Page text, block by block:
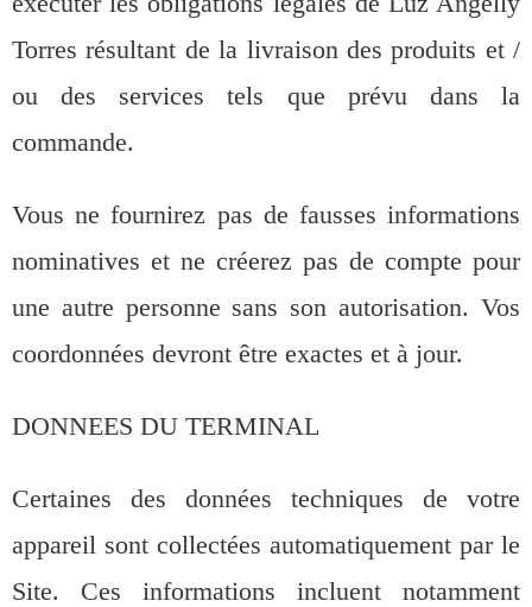
Torres résultant de la livraison des produits et /
ou des services tels que prévu dans la
commande.
Vous ne fournirez pas de fausses informations
nominatives et ne créerez pas de compte pour
une autre personne sans son autorisation. Vos
coordonnées devront être exactes et à jour.
DONNEES DU TERMINAL
Certaines des données techniques de votre
appareil sont collectées automatiquement par le
Site. Ces informations incluent notamment